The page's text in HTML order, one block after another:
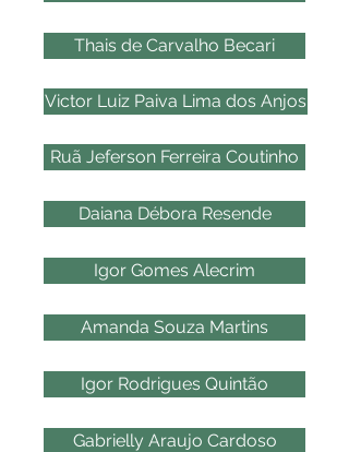
Thais de Carvalho Becari
Victor Luiz Paiva Lima dos Anjos
Ruã Jeferson Ferreira Coutinho
Daiana Débora Resende
Igor Gomes Alecrim
Amanda Souza Martins
Igor Rodrigues Quintão
Gabrielly Araujo Cardoso